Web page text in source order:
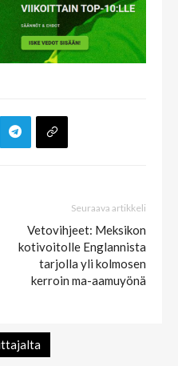
Seuraava artikkeli
Vetovihjeet: Meksikon
kotivoitolle Englannista
tarjolla yli kolmosen
kerroin ma-aamuyönä